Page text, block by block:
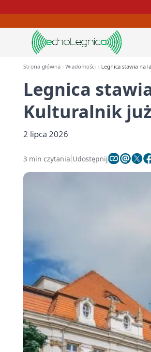
Strona główna Wiadomości Legnica stawia na
Legnica
Kulturalnik
2 lipca 2026
3 min czytania Udostępnij